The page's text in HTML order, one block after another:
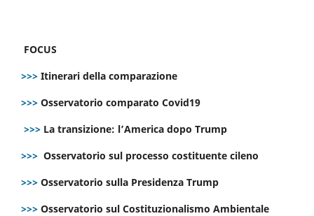
FOCUS
>>> Itinerari della comparazione
>>> Osservatorio comparato Covid19
>>> La transizione: l’America dopo Trump
>>> Osservatorio sul processo costituente cileno
>>> Osservatorio sulla Presidenza Trump
>>> Osservatorio sul Costituzionalismo Ambientale